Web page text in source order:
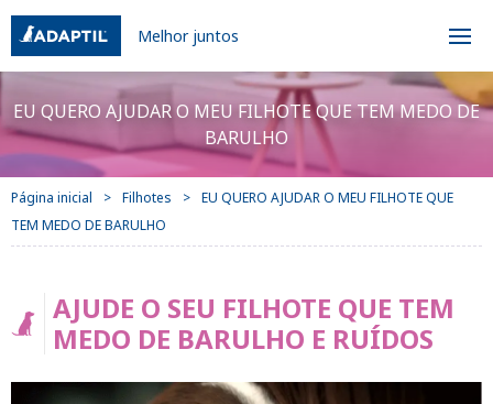
Melhor juntos
EU QUERO AJUDAR O MEU FILHOTE QUE TEM MEDO DE
BARULHO
Página inicial Filhotes
EU QUERO AJUDAR O MEU FILHOTE QUE
TEM MEDO DE BARULHO
AJUDE O SEU FILHOTE QUE TEM
MEDO DE BARULHO E RUÍDOS